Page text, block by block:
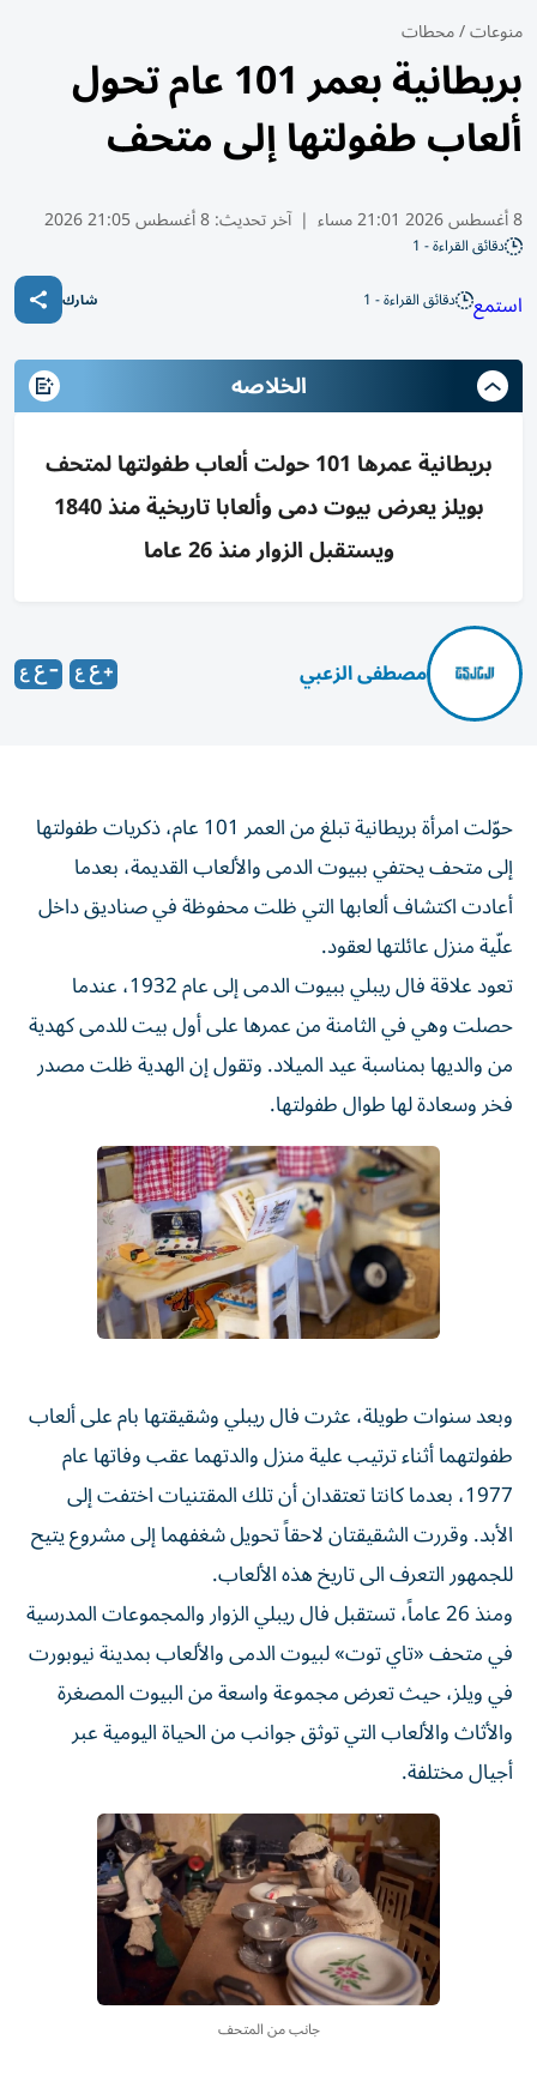
منوعات/محطات
بريطانية بعمر 101 عام تحول
ألعاب طفولتها إلى متحف
8 أغسطس 2026 21:01 مساء | آخر تحديث:8 أغسطس 21:05 2026
دقائق القراءة - 1
استمع دقائق القراءة - 1 شارك
الخلاصه
بريطانية عمرها 101 حولت ألعاب طفولتها لمتحف
بويلز يعرض بيوت دمى وألعابا تاريخية منذ 1840
ويستقبل الزوار منذ 26 عاما
مصطفى الزعبي
حوّلت امرأة بريطانية تبلغ من العمر 101 عام، ذكريات طفولتها
إلى متحف يحتفي ببيوت الدمى والألعاب القديمة، بعدما
أعادت اكتشاف ألعابها التي ظلت محفوظة في صناديق داخل
علّية منزل عائلتها لعقود.
تعود علاقة فال ريبلي ببيوت الدمى إلى عام 1932، عندما
حصلت وهي في الثامنة من عمرها على أول بيت للدمى كهدية
من والديها بمناسبة عيد الميلاد. وتقول إن الهدية ظلت مصدر
فخر وسعادة لها طوال طفولتها.
وبعد سنوات طويلة، عثرت فال ريبلي وشقيقتها بام على ألعاب
طفولتهما أثناء ترتيب علية منزل والدتهما عقب وفاتها عام
1977، بعدما كانتا تعتقدان أن تلك المقتنيات اختفت إلى
الأبد. وقررت الشقيقتان لاحقاً تحويل شغفهما إلى مشروع يتيح
للجمهور التعرف الى تاريخ هذه الألعاب.
ومنذ 26 عاماً، تستقبل فال ريبلي الزوار والمجموعات المدرسية
في متحف «تاي توت» لبيوت الدمى والألعاب بمدينة نيوبورت
في ويلز، حيث تعرض مجموعة واسعة من البيوت المصغرة
والأثاث والألعاب التي توثق جوانب من الحياة اليومية عبر
أجيال مختلفة.
جانب من المتحف